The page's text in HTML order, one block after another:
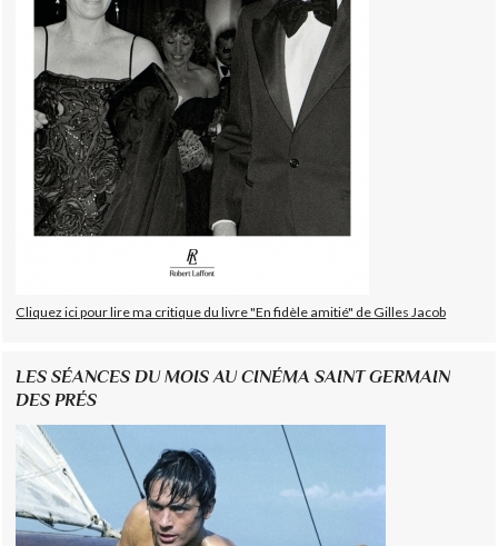
Cliquez ici pour lire ma critique du livre "En fidèle amitié" de Gilles Jacob
LES SÉANCES DU MOIS AU CINÉMA SAINT GERMAIN
DES PRÉS